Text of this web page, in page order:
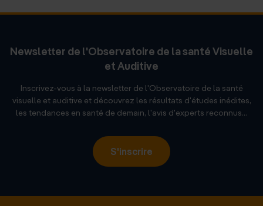
Newsletter de l'Observatoire de la santé Visuelle
et Auditive
Inscrivez-vous à la newsletter de l'Observatoire de la santé
visuelle et auditive et découvrez les résultats d'études inédites,
les tendances en santé de demain, l'avis d'experts reconnus...
S'inscrire